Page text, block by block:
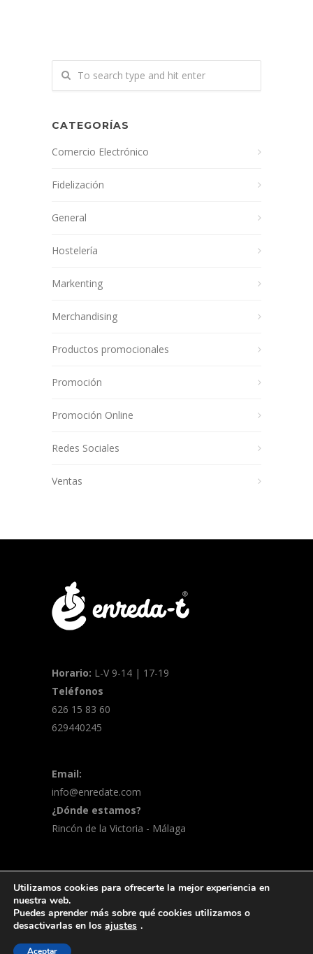
CATEGORÍAS
Comercio Electrónico
Fidelización
General
Hostelería
Markenting
Merchandising
Productos promocionales
Promoción
Promoción Online
Redes Sociales
Ventas
Horario: L-V 9-14 | 17-19
Teléfonos
626 15 83 60
629440245
Email:
info@enredate.com
¿Dónde estamos?
Rincón de la Victoria - Málaga
merchandisingPolítica de privacidad
Utilizamos cookies para ofrecerte la mejor experiencia en
nuestra web.
Puedes aprender más sobre qué cookies utilizamos o
desactivarlas en los ajustes .
Aceptar